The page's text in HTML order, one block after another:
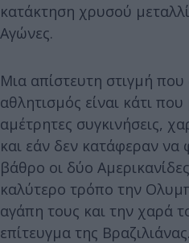
κατάκτηση χρυσού
Αγώνες.
Μια απίστευτη στιγμή που
αθλητισμός είναι κάτι
αμέτρητες συγκινήσεις,
και εάν δεν κατάφεραν
βάθρο οι δύο
καλύτερο τρόπο την
αγάπη τους και την χαρά
επίτευγμα της